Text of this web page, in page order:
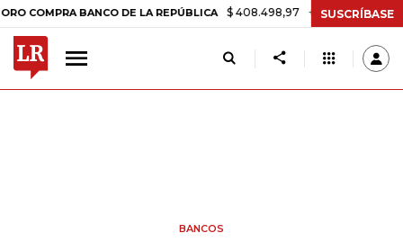
BANCO DE LA REPÚBLICA $ 408.498,97 +$ 8.753,81 +2,19%
SUSCRÍBASE
BANCOS